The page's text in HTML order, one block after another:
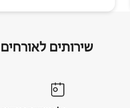
שירותים